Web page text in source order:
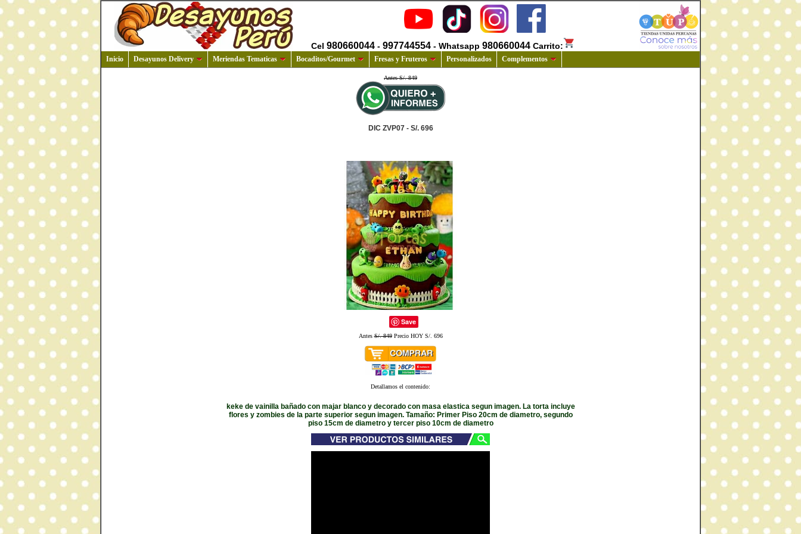
Cel 980660044 - 997744554 - Whatsapp 980660044 Carrito:
Inicio Desayunos Delivery Meriendas Tematicas Bocaditos/Gourmet Fresas y Fruteros Personalizados Complementos
Antes S/. 849
DIC ZVP07 - S/. 696
Save
AntesS/. 849Precio HOY S/. 696
Detallamos el contenido:
keke de vainilla bañado con majar blanco y decorado con masa elastica segun imagen. La torta incluye
flores y zombies de la parte superior segun imagen. Tamaño: Primer Piso 20cm de diametro, segundo
piso 15cm de diametro y tercer piso 10cm de diametro